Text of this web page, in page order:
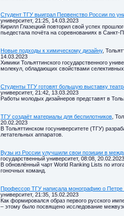
Студент ТГУ выиграл Первенство России по
университет, 21:25, 14.03.2023
Кирилл Глазецкий повторил свой успех
пьедестала почёта на соревнованиях в Санкт-
Новые подходы к химическому дизайну,
14.03.2023
Химики Тольяттинского государственного
молекул, обладающих свойствами
Студенты ТГУ готовят большую выставку
университет, 21:42, 13.03.2023
Работы молодых дизайнеров представят в
ТГУ создаёт материалы для беспилотников ,
20.02.2023
В Тольяттинском госуниверситете (ТГУ)
летательных аппаратов.
Вузы из России улучшили свои позиции в
государственный университет, 08:08, 20.02.2023
В обновлённый чарт World Ranking Lists по
гоночных команд.
Профессор ТГУ написала монографию о
университет, 21:35, 15.02.2023
Как формировался образ первого русского
– этому было посвящено исследование